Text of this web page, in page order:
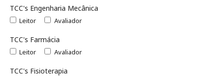
TCC's Engenharia Mecânica
Leitor Avaliador
TCC's Farmácia
Leitor Avaliador
TCC's Fisioterapia